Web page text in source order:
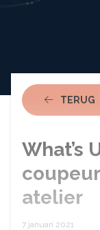
TERUG
What’s
atelier
7 januari 2021